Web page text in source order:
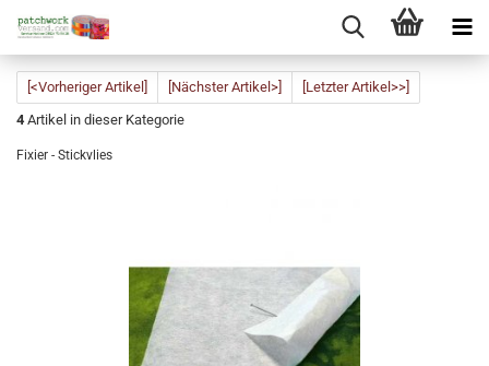
[<Vorheriger Artikel] [Nächster Artikel>]
[Letzter Artikel>>]
4 Artikel in dieser Kategorie
Fixier - Stickvlies